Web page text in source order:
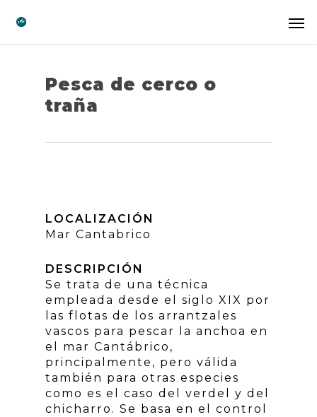
Pesca de cerco o
traña
LOCALIZACIÓN
Mar Cantabrico
DESCRIPCIÓN
Se trata de una técnica
empleada desde el siglo XIX por
las flotas de los arrantzales
vascos para pescar la anchoa en
el mar Cantábrico,
principalmente, pero válida
también para otras especies
como es el caso del verdel y del
chicharro. Se basa en el control